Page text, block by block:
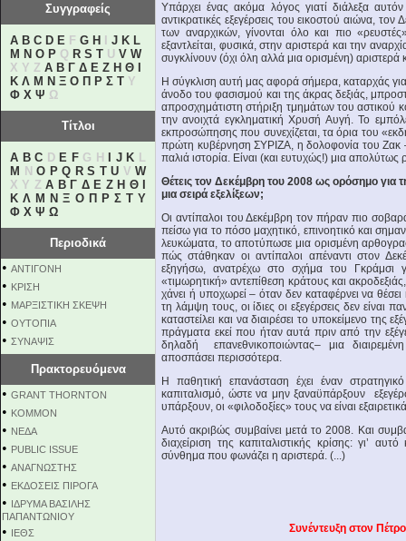
Συγγραφείς
A B C D E F G H J K L
M N O P Q R S T U V W
X Y Z Α Β Γ Δ Ε Ζ Η Θ
Κ Λ Μ Ν Ξ Ο Π Ρ Σ Τ Υ
Φ Χ Ψ Ω
Τίτλοι
A B C D E FG H J K L
M
N O P Q R S T U V W
X Y ZΑ Β Γ Δ Ε Ζ Η Θ
Κ Λ Μ Ν Ξ Ο Π Ρ Σ Τ Υ
Φ Χ Ψ Ω
Περιοδικά
• ΑΝΤΙΓΟΝΗ
• ΚΡΙΣΗ
• ΜΑΡΞΙΣΤΙΚΗ ΣΚΕΨΗ
• ΟΥΤΟΠΙΑ
• ΣΥΝΑΨΙΣ
Πρακτορευόμενα
• GRANT THORNTON
• KOMMON
• NEΔΑ
• PUBLIC ISSUE
• ΑΝΑΓΝΩΣΤΗΣ
• ΕΚΔΟΣΕΙΣ ΠΙΡΟΓΑ
• ΙΔΡΥΜΑ ΒΑΣΙΛΗΣ
ΠΑΠΑΝΤΩΝΙΟΥ
• ΙΕΘΣ
Υπάρχει ένας ακόμα λόγος γιατί διάλεξα
αντικρατικές εξεγέρσεις του εικοστού αιώνα,
των αναρχικών, γίνονται όλο και πιο
εξαντλείται, φυσικά, στην αριστερά και την
συγκλίνουν (όχι όλη αλλά μια ορισμένη)
Η σύγκλιση αυτή μας αφορά σήμερα, καταρχάς
άνοδο του φασισμού και της άκρας δεξιάς,
απροσχημάτιστη στήριξη τμημάτων του
την ανοιχτά εγκληματική Χρυσή Αυγή. Το
εκπροσώπησης που συνεχίζεται, τα όρια του
πρώτη κυβέρνηση ΣΥΡΙΖΑ, η δολοφονία του Ζακ
παλιά ιστορία. Είναι (και ευτυχώς!) μια απολύτως
Θέτεις τον Δεκέμβρη του 2008 ως ορόσημο για
μια σειρά εξελίξεων;
Οι αντίπαλοι του Δεκέμβρη τον πήραν πιο
πείσω για το πόσο μαχητικό, επινοητικό και
λευκώματα, το αποτύπωσε μια ορισμένη
πώς στάθηκαν οι αντίπαλοι απέναντι στον
εξηγήσω, ανατρέχω στο σχήμα του Γκράμσι
«τιμωρητική» αντεπίθεση κράτους και
χάνει ή υποχωρεί – όταν δεν καταφέρνει να
τη λάμψη τους, οι ίδιες οι εξεγέρσεις δεν είναι
καταστείλει και να διαιρέσει το υποκείμενο της
πράγματα εκεί που ήταν αυτά πριν από την
δηλαδή επανεθνικοποιώντας– μια
αποσπάσει περισσότερα.
Η παθητική επανάσταση έχει έναν
καπιταλισμό, ώστε να μην ξαναϋπάρξουν
υπάρξουν, οι «φιλοδοξίες» τους να είναι
Αυτό ακριβώς συμβαίνει μετά το 2008. Και
διαχείριση της καπιταλιστικής κρίσης: γι’
σύνθημα που φωνάζει η αριστερά. (...)
Συνέντευξη στον